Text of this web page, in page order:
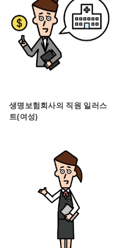
생명보험회사의 직원 일러스
트(여성)